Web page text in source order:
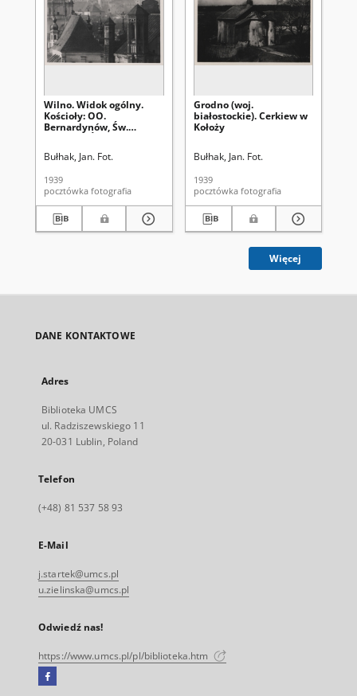
Wilno. Widok ogólny.
Kościoły: OO.
Bernardynów, Św.
Bułhak, Jan. Fot.
1939
pocztówka fotografia
Grodno (woj.
białostockie). Cerkiew w
Kołoży
Bułhak, Jan. Fot.
1939
pocztówka fotografia
Więcej
DANE KONTAKTOWE
Adres
Biblioteka UMCS
ul. Radziszewskiego 11
20-031 Lublin, Poland
Telefon
(+48) 81 537 58 93
E-Mail
j.startek@umcs.pl
u.zielinska@umcs.pl
Odwiedź nas!
https://www.umcs.pl/pl/biblioteka.htm
Facebook